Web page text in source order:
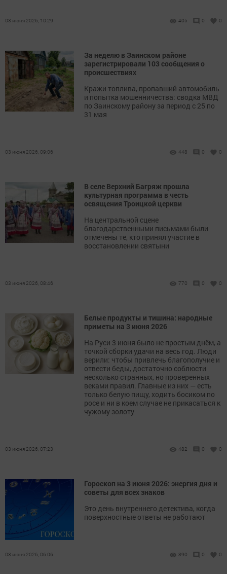
03 июня 2026, 10:29 405 0 0
За неделю в Заинском районе
зарегистрировали 103 сообщения о
происшествиях
Кражи топлива, пропавший автомобиль
и попытка мошенничества: сводка МВД
по Заинскому району за период с 25 по
31 мая
03 июня 2026, 09:06 448 0 0
В селе Верхний Багряж прошла
культурная программа в честь
освящения Троицкой церкви
На центральной сцене
благодарственными письмами были
отмечены те, кто принял участие в
восстановлении святыни
03 июня 2026, 08:46 770 0 0
Белые продукты и тишина: народные
приметы на 3 июня 2026
На Руси 3 июня было не простым днём, а
точкой сборки удачи на весь год. Люди
верили: чтобы привлечь благополучие и
отвести беды, достаточно соблюсти
несколько странных, но проверенных
веками правил. Главные из них — есть
только белую пищу, ходить босиком по
росе и ни в коем случае не прикасаться к
чужому золоту
03 июня 2026, 07:23 482 0 0
Гороскоп на 3 июня 2026: энергия дня и
советы для всех знаков
Это день внутреннего детектива, когда
поверхностные ответы не работают
03 июня 2026, 06:06 390 0 0